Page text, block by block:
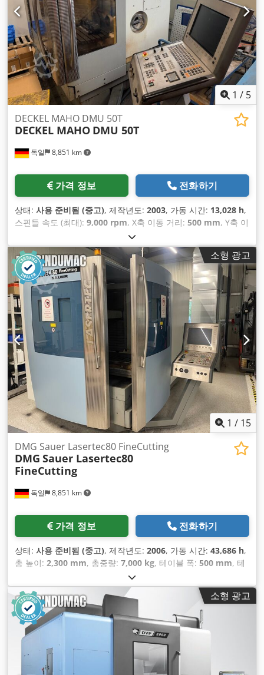
1 / 5
독일 8,851 km
DECKEL MAHO DMU 50T
DECKEL MAHO DMU 50T
가격 정보 전화하기
상태: 사용 준비됨 (중고), 제작년도: 2003, 가동 시간: 13,028 h,
스핀들 속도 (최대): 9,000 rpm, X축 이동 거리: 500 mm, Y축 이
, Z축 이동 거리:
소형 광고
1 / 15
독일 8,851 km
DMG Sauer Lasertec80 FineCutting
DMG Sauer Lasertec80
FineCutting
가격 정보 전화하기
상태: 사용 준비됨 (중고), 제작년도: 2006, 가동 시간: 43,686 h,
총 높이: 2,300 mm, 총중량: 7,000 kg, 테이블 폭: 500 mm, 테
, X축 이동 거리:
500 mm, Z축 이동 거리:700 mm, 컨트롤러 제조업체:
SIEMENS , 컨트롤러 모델: SINUMERIK 840D Powerline, 작업
폭:500 mm, 절단 길이 (최대): , 레이저 출력:
트, 축 수:3
소형 광고